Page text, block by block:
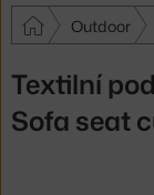
Outdoor
Textilní
Sofa seat